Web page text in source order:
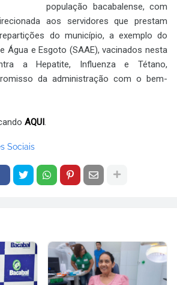
população bacabalense, com
aos servidores que prestam
do município, a exemplo do
Água e Esgoto (SAAE), vacinados nesta
a Hepatite, Influenza e Tétano,
da administração com o bem-
AQUI.
Sociais